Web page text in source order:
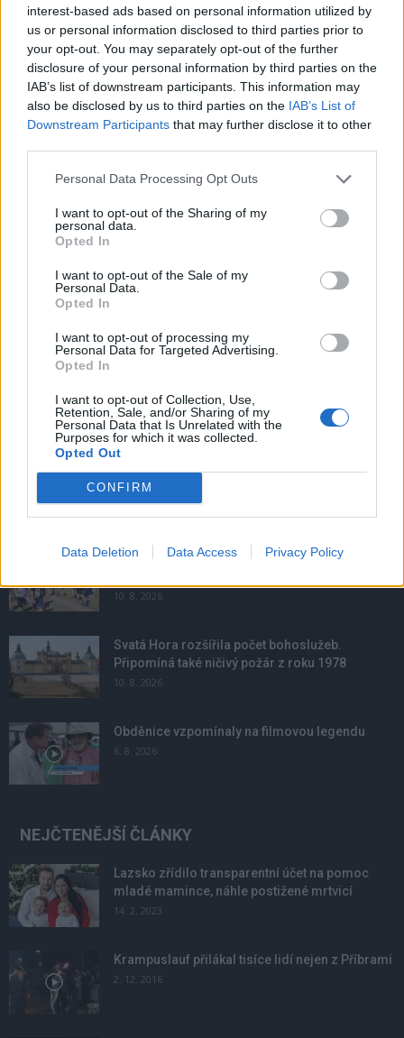
interest-based ads based on personal information utilized by
us or personal information disclosed to third parties prior to
your opt-out. You may separately opt-out of the further
disclosure of your personal information by third parties on the
IAB’s list of downstream participants. This information may
also be disclosed by us to third parties on the IAB’s List of
Downstream Participants that may further disclose it to other
Personal Data Processing Opt Outs
I want to opt-out of the Sharing of my
personal data.
Opted In
I want to opt-out of the Sale of my
Personal Data.
Opted In
I want to opt-out of processing my
Personal Data for Targeted Advertising.
Opted In
I want to opt-out of Collection, Use,
Retention, Sale, and/or Sharing of my
Personal Data that Is Unrelated with the
Purposes for which it was collected.
Opted Out
CONFIRM
Data Deletion Data Access Privacy Policy
Krimi
Každý sedmý řidič měl problém. Policie
při víkendové akci na Příbramsku odhalila
30 přestupků
Čtvrtina řidičů při kontrole na Příbramsku
neobstála. Policie o prázdninách zpřísní
dohled na silnicích
NOVINKY
Hygienici kontrolují dětské tábory. Více než
10. 8. 2026
Svatá Hora rozšířila počet bohoslužeb.
Připomíná také ničivý požár z roku 1978
10. 8. 2026
Obděnice vzpomínaly na filmovou legendu
6. 8. 2026
NEJČTENĚJŠÍ ČLÁNKY
Lazsko zřídilo transparentní účet na pomoc
mladé mamince, náhle postižené mrtvicí
14. 2. 2023
Krampuslauf přilákal tisíce lidí nejen z Příbrami
2. 12. 2016